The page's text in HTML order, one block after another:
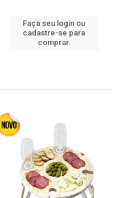
Faça seu login ou
cadastre-se para
comprar.